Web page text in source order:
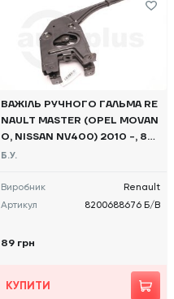
ВАЖІЛЬ РУЧНОГО ГАЛЬМА RE
NAULT MASTER (OPEL MOVAN
O, NISSAN NV400) 2010 -, 82
00688676 Б/В
Б.У.
Виробник
Renault
Артикул
8200688676 Б/В
89 грн
КУПИТИ